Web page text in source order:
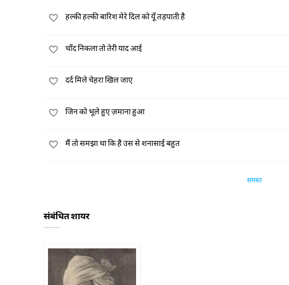
हल्की हल्की बारिश मेरे दिल को यूँ तड़पाती है
चाँद निकला तो तेरी याद आई
दर्द मिले चेहरा खिल जाए
जिन को भूले हुए ज़माना हुआ
मैं तो समझा था कि है उस से शनासाई बहुत
समस्त
संबंधित शायर